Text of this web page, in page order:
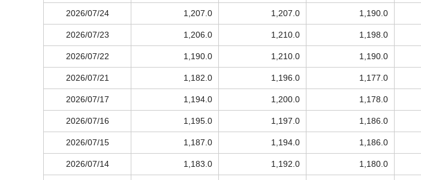
2026/07/24 1,207.0 1,207.0 1,190.0
2026/07/23 1,206.0 1,210.0 1,198.0
2026/07/22 1,190.0 1,210.0 1,190.0
2026/07/21 1,182.0 1,196.0 1,177.0
2026/07/17 1,194.0 1,200.0 1,178.0
2026/07/16 1,195.0 1,197.0 1,186.0
2026/07/15 1,187.0 1,194.0 1,186.0
2026/07/14 1,183.0 1,192.0 1,180.0